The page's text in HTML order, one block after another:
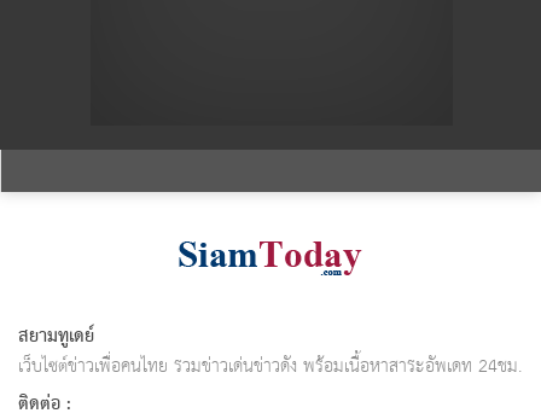
สยามทูเดย์
เว็บไซต์ข่าวเพื่อคนไทย รวมข่าวเด่นข่าวดัง พร้อมเนื้อหาสาระอัพเดท 24ชม.
ติดต่อ :